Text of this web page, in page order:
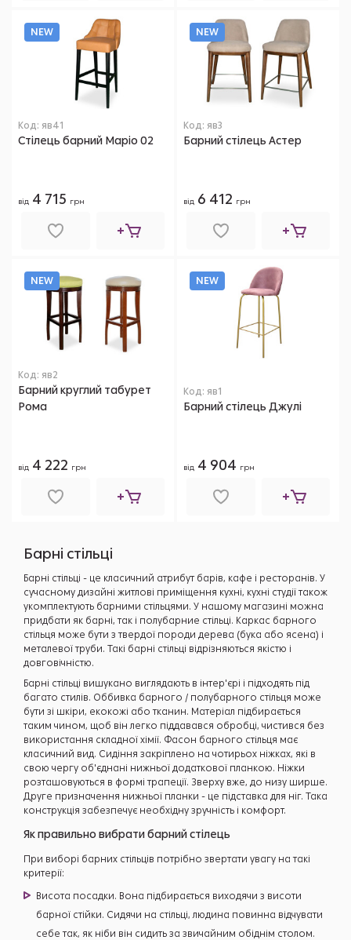
NEW
Код: яв41
Стілець барний Маріо 02
від 4 715 грн
NEW
Код: яв3
Барний стілець Астер
від 6 412 грн
NEW
Код: яв2
Барний круглий табурет
Рома
від 4 222 грн
NEW
Код: яв1
Барний стілець Джулі
від 4 904 грн
Барні стільці
Барні стільці - це класичний атрибут барів, кафе і ресторанів. У
сучасному дизайні житлові приміщення кухні, кухні студії також
укомплектують барними стільцями. У нашому магазині можна
придбати як барні, так і полубарние стільці. Каркас барного
стільця може бути з твердої породи дерева (бука або ясена) і
металевої труби. Такі барні стільці відрізняються якістю і
довговічністю.
Барні стільці вишукано виглядають в інтер'єрі і підходять під
багато стилів. Оббивка барного / полубарного стільця може
бути зі шкіри, екокожі або тканин. Матеріал підбирається
таким чином, щоб він легко піддавався обробці, чистився без
використання складної хімії. Фасон барного стільця має
класичний вид. Сидіння закріплено на чотирьох ніжках, які в
свою чергу об'єднані нижньої додаткової планкою. Ніжки
розташовуються в формі трапеції. Зверху вже, до низу ширше.
Друге призначення нижньої планки - це підставка для ніг. Така
конструкція забезпечує необхідну зручність і комфорт.
Як правильно вибрати барний стілець
При виборі барних стільців потрібно звертати увагу на такі
критерії:
Висота посадки. Вона підбирається виходячи з висоти
барної стійки. Сидячи на стільці, людина повинна відчувати
себе так, як ніби він сидить за звичайним обіднім столом.